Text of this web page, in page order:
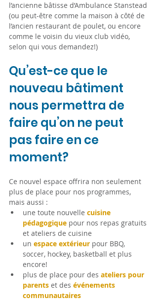
l’ancienne bâtisse d’Ambulance Stanstead
(ou peut-être comme la maison à côté de
l’ancien restaurant de poulet, ou encore
comme le voisin du vieux club vidéo,
selon qui vous demandez!)
Qu’est-ce que le
nouveau bâtiment
nous permettra de
faire qu’on ne peut
pas faire en ce
moment?
Ce nouvel espace offrira non seulement
plus de place pour nos programmes,
mais aussi :
une toute nouvelle cuisine
pédagogique pour nos repas gratuits
et ateliers de cuisine
un espace extérieur pour BBQ,
soccer, hockey, basketball et plus
encore!
plus de place pour des ateliers pour
parents et des événements
communautaires